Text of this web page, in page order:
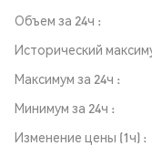
Объем за 24ч
Исторический
Максимум за 24ч
Минимум за 24ч
Изменение цены (1ч)